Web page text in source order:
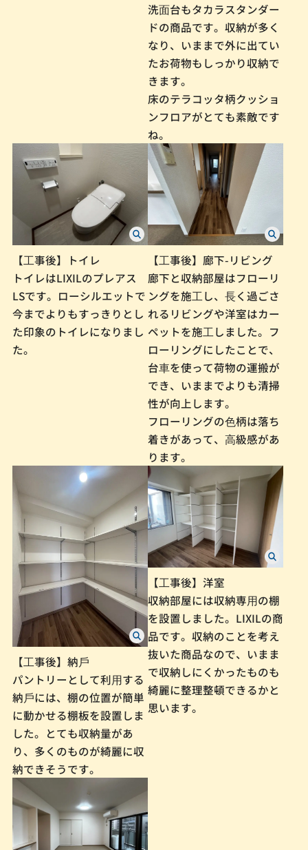
洗⾯台もタカラスタンダー
ドの商品です。収納が多く
なり、いままで外に出てい
たお荷物もしっかり収納で
きます。
床のテラコッタ柄クッショ
ンフロアがとても素敵です
ね。
【⼯事後】トイレ
トイレはLIXILのプレアス
LSです。ローシルエットで
今までよりもすっきりとし
た印象のトイレになりまし
た。
【⼯事後】廊下-リビング
廊下と収納部屋はフローリ
ングを施⼯し、⻑く過ごさ
れるリビングや洋室はカー
ペットを施⼯しました。フ
ローリングにしたことで、
台⾞を使って荷物の運搬が
でき、いままでよりも清掃
性が向上します。
フローリングの⾊柄は落ち
着きがあって、⾼級感があ
ります。
【⼯事後】納⼾
パントリーとして利⽤する
納⼾には、棚の位置が簡単
に動かせる棚板を設置しま
した。とても収納量があ
り、多くのものが綺麗に収
納できそうです。
【⼯事後】洋室
収納部屋には収納専⽤の棚
を設置しました。LIXILの商
品です。収納のことを考え
抜いた商品なので、いまま
で収納しにくかったものも
綺麗に整理整頓できるかと
思います。